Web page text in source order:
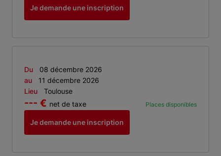
Je demande une inscription
Du
08 décembre 2026
au
11 décembre 2026
Lieu
Toulouse
Places disponibles
--- € net de taxe
Je demande une inscription